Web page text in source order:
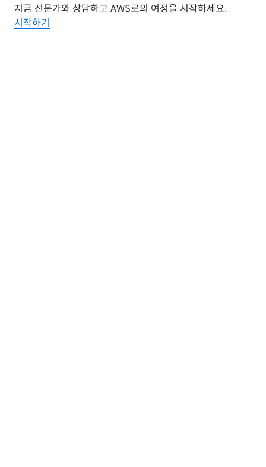
지금 전문가와 상담하고 AWS로의 여정을 시작하세요.
시작하기